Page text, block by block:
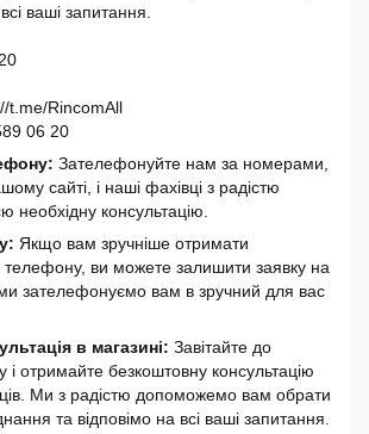
ваші запитання.
t.me/RincomAll
06 20
Зателефонуйте нам за номерами,
сайті, і наші фахівці з радістю
необхідну консультацію.
Якщо вам зручніше отримати
телефону, ви можете залишити заявку на
зателефонуємо вам в зручний для вас
в магазині: Завітайте до
і отримайте безкоштовну консультацію
Ми з радістю допоможемо вам обрати
та відповімо на всі ваші запитання.